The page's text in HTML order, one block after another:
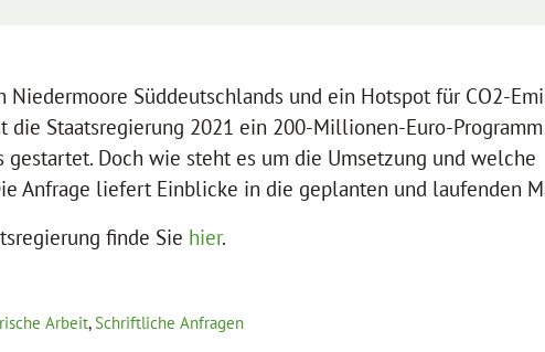
Niedermoore Süddeutschlands und ein Hotspot für CO2-
die Staatsregierung 2021 ein 200-Millionen-Euro-
gestartet. Doch wie steht es um die Umsetzung und welche
Anfrage liefert Einblicke in die geplanten und laufenden
finde Sie hier.
Arbeit,Schriftliche Anfragen